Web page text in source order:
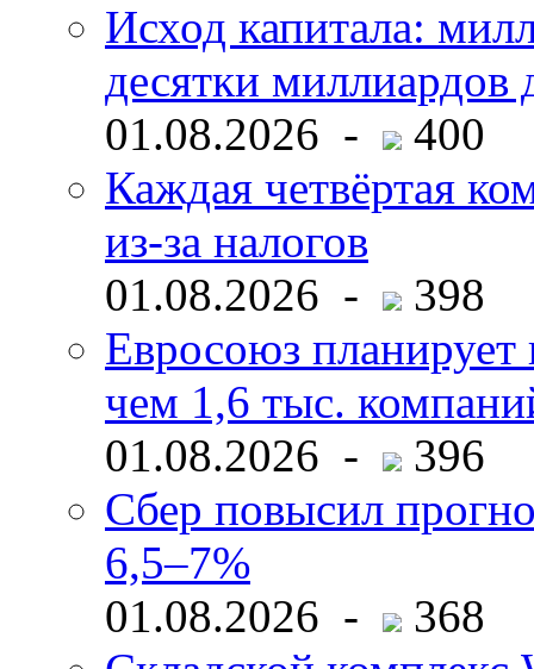
Исход капитала:
десятки миллиардов
01.08.2026 -
400
Каждая четвёртая
из-за налогов
01.08.2026 -
398
Евросоюз планирует
чем 1,6 тыс.
01.08.2026 -
396
Сбер повысил
6,5–7%
01.08.2026 -
368